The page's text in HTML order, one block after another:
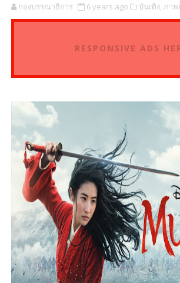
กองบรรณาธิการ 6 years ago บันเทิง, ภาพ
RESPONSIVE ADS